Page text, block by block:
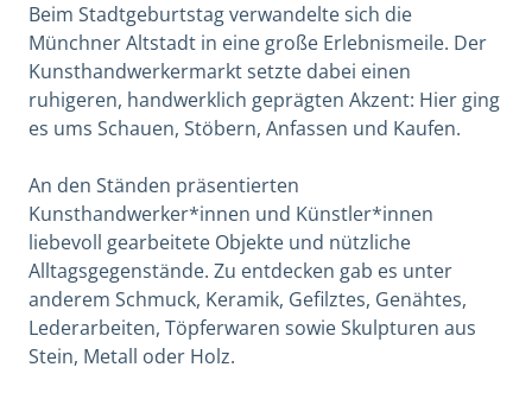
Beim Stadtgeburtstag verwandelte sich die
Münchner Altstadt in eine große Erlebnismeile. Der
Kunsthandwerkermarkt setzte dabei einen
ruhigeren, handwerklich geprägten Akzent: Hier ging
es ums Schauen, Stöbern, Anfassen und Kaufen.
An den Ständen präsentierten
Kunsthandwerker*innen und Künstler*innen
liebevoll gearbeitete Objekte und nützliche
Alltagsgegenstände. Zu entdecken gab es unter
anderem Schmuck, Keramik, Gefilztes, Genähtes,
Lederarbeiten, Töpferwaren sowie Skulpturen aus
Stein, Metall oder Holz.